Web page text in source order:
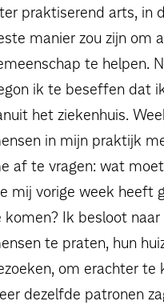
praktiserend arts, in
manier zou zijn om
te helpen.
ik te beseffen dat
het ziekenhuis.
in mijn praktijk
af te vragen: wat
mij vorige week heeft
komen? Ik besloot
te praten, hun
om erachter
dezelfde patronen